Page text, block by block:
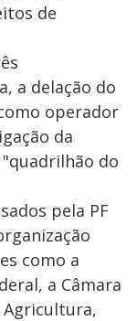
de
a delação do
operador
da
do
pela PF
como a
a Câmara